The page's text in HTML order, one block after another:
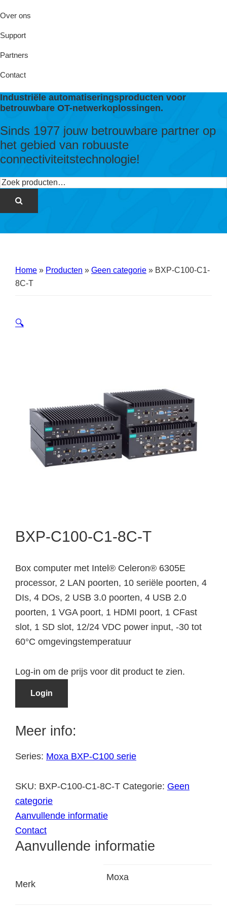
Over ons
Support
Partners
Contact
Industriële automatiseringsproducten voor
betrouwbare OT-netwerkoplossingen.
Sinds 1977 jouw betrouwbare partner op
het gebied van robuuste
connectiviteitstechnologie!
Zoeken
Home » Producten » Geen categorie » BXP-C100-C1-
8C-T
🔍
BXP-C100-C1-8C-T
Box computer met Intel® Celeron® 6305E
processor, 2 LAN poorten, 10 seriële poorten, 4
DIs, 4 DOs, 2 USB 3.0 poorten, 4 USB 2.0
poorten, 1 VGA poort, 1 HDMI poort, 1 CFast
slot, 1 SD slot, 12/24 VDC power input, -30 tot
60°C omgevingstemperatuur
Log-in om de prijs voor dit product te zien.
Login
Meer info:
Series: Moxa BXP-C100 serie
SKU: BXP-C100-C1-8C-T Categorie: Geen
categorie
Aanvullende informatie
Contact
Aanvullende informatie
Merk
Moxa